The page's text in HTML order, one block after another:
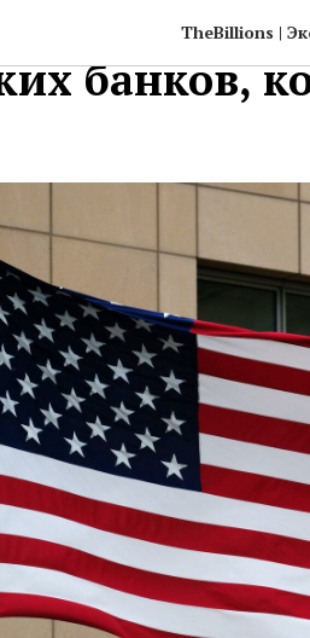
TheBillions |
новые
банков,